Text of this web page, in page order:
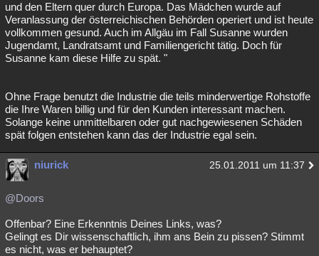
und den Eltern quer durch Europa. Das Mädchen wurde auf
Veranlassung der österreichischen Behörden operiert und ist heute
vollkommen gesund. Auch im Allgäu im Fall Susanne wurden
Jugendamt, Landratsamt und Familiengericht tätig. Doch für
Susanne kam diese Hilfe zu spät. "
Ohne Frage benutzt die Industrie die teils minderwertige Rohstoffe
die Ihre Waren billig und für den Kunden interessant machen.
Solange keine unmittelbaren oder gut nachgewiesenen Schäden
spät folgen entstehen kann das der Industrie egal sein.
niurick 25.01.2011 um 11:37
@Doors
Offenbar? Eine Erkenntnis Deines Links, was?
Gelingt es Dir wissenschaftlich, ihm ans Bein zu pissen? Stimmt
es nicht, was er behauptet?